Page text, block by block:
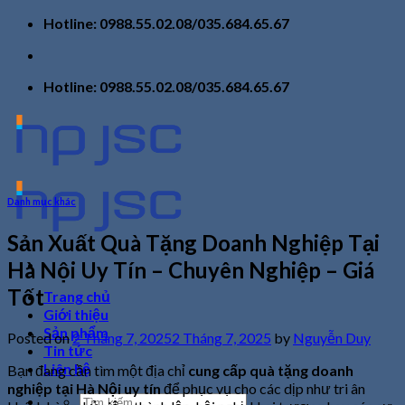
Skip
content
Hotline: 0988.55.02.08/035.684.65.67
Hotline: 0988.55.02.08/035.684.65.67
Trang chủ
Giới thiệu
Sản phẩm
Tin tức
Liên hệ
Tìm
Danh mục khác
Sản Xuất Quà Tặng Doanh Nghiệp Tại
Hà Nội Uy Tín – Chuyên Nghiệp – Giá
Tốt
Posted on2 Tháng 7, 20252 Tháng 7, 2025 by Nguyễn Duy
Bạn đang cần tìm một địa chỉ cung cấp quà tặng doanh
nghiệp tại Hà Nội uy tín để phục vụ cho các dịp như tri ân